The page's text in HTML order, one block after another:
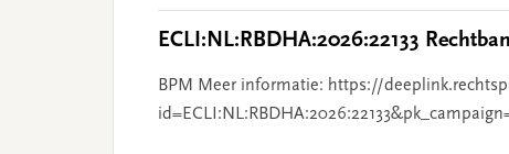
ECLI:NL:RBDHA:2026:22133
BPM Meer informatie: https://